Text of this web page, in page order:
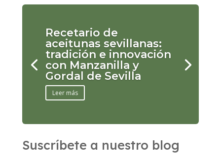
Recetario de
aceitunas sevillanas:
tradición e innovación
con Manzanilla y
Gordal de Sevilla
Leer más
Suscríbete a nuestro blog